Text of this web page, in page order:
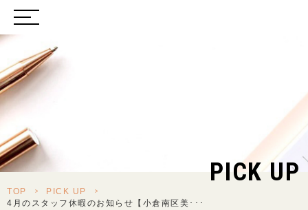
PICK UP
TOP > PICK UP
>
4月のスタッフ休暇のお知らせ【小倉南区美･･･